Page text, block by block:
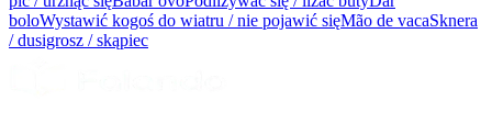
boloWystawić kogoś do wiatru / nie pojawić sięMão de vacaSknera
/ dusigrosz / skąpiec